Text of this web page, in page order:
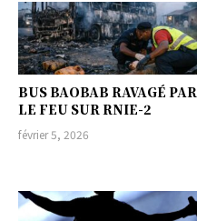
BUS BAOBAB RAVAGÉ PAR
LE FEU SUR RNIE-2
février 5, 2026